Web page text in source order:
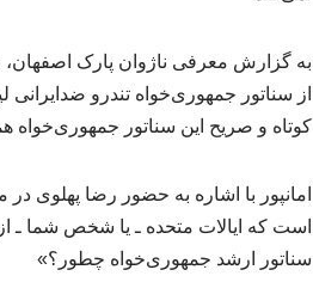
به گزارش معرفی ناژوان پارک
از سناتور جمهوری‌خواه تندرو
کوتاه و صریح این سناتور جمهوری‌خواه
امانپور با اشاره به حضور رضا پهلوی
است که ایالات متحده ـ یا شخص شما ـ
سناتور ارشد جمهوری‌خواه چطور؟»